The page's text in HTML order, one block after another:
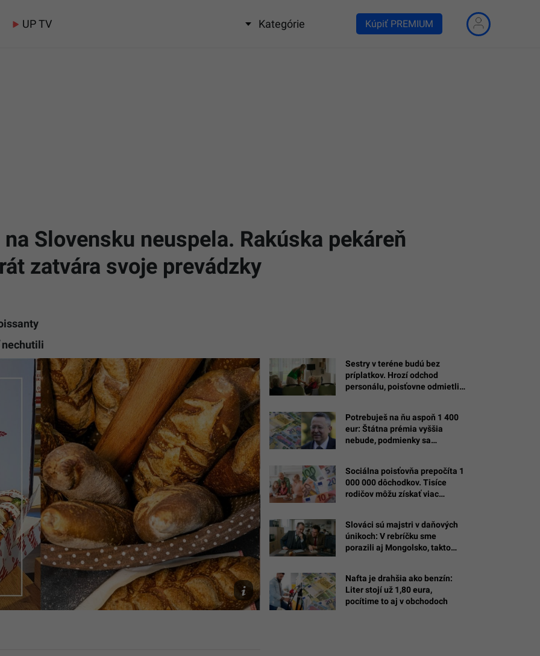
UP TV Kategórie Kúpiť PREMIUM
Slovensku neuspela. Rakúska pekáreň
zatvára svoje prevádzky
nechutili
Facebook
Anker,
Pexels.com
Sestry v teréne budú bez
príplatkov. Hrozí odchod
personálu, poisťovne odmietli
Potrebuješ na ňu aspoň 1 400
eur: Štátna prémia vyššia
nebude, podmienky sa
Sociálna poisťovňa prepočíta 1
000 000 dôchodkov. Tisíce
rodičov môžu získať viac
Slováci sú majstri v daňových
únikoch: V rebríčku sme
porazili aj Mongolsko, takto
Nafta je drahšia ako benzín:
Liter stojí už 1,80 eura,
pocítime to aj v obchodoch